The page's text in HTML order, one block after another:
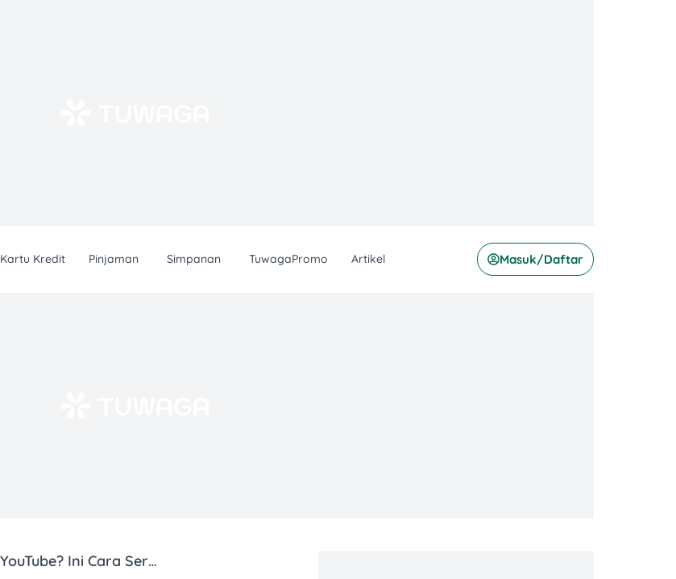
Kartu Kredit Pinjaman Simpanan TuwagaPromo Artikel Masuk/Daftar
Bisa Cuan Dari Nonton YouTube? Ini Cara Seru Dapetin Cuan Tanpa Perlu Keluar Rumah!